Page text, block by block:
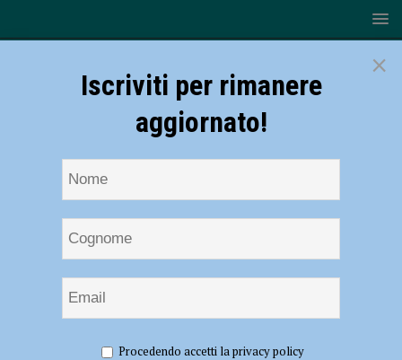
telefono e portafogli al titolare di un bar e fugge, rintracciato e
×
Iscriviti per rimanere
aggiornato!
Procedendo accetti la privacy policy